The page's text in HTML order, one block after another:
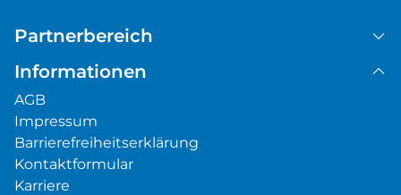
Partnerbereich
Informationen
AGB
Impressum
Barrierefreiheitserklärung
Kontaktformular
Karriere